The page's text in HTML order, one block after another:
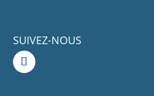
SUIVEZ-NOUS